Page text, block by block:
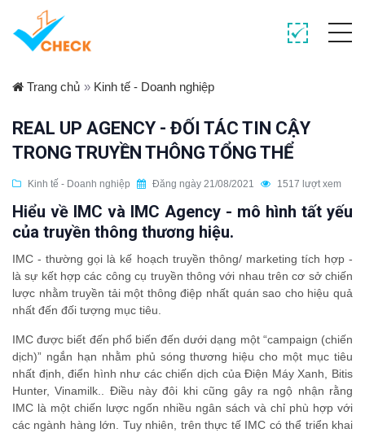
Trang chủ » Kinh tế - Doanh nghiệp
REAL UP AGENCY - ĐỐI TÁC TIN CẬY
TRONG TRUYỀN THÔNG TỔNG THỂ
Kinh tế - Doanh nghiệp Đăng ngày 21/08/2021 1517 lượt xem
Hiểu về IMC và IMC Agency - mô hình tất yếu
của truyền thông thương hiệu.
IMC - thường gọi là kế hoạch truyền thông/ marketing tích hợp -
là sự kết hợp các công cụ truyền thông với nhau trên cơ sở chiến
lược nhằm truyền tải một thông điệp nhất quán sao cho hiệu quả
nhất đến đối tượng mục tiêu.
IMC được biết đến phổ biến đến dưới dạng một “campaign (chiến
dịch)” ngắn hạn nhằm phủ sóng thương hiệu cho một mục tiêu
nhất định, điển hình như các chiến dịch của Điện Máy Xanh, Bitis
Hunter, Vinamilk.. Điều này đôi khi cũng gây ra ngộ nhận rằng
IMC là một chiến lược ngốn nhiều ngân sách và chỉ phù hợp với
các ngành hàng lớn. Tuy nhiên, trên thực tế IMC có thể triển khai